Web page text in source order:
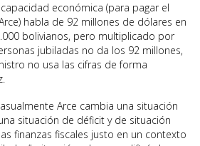
económica (para pagar el
habla de 92 millones de dólares en
bolivianos, pero multiplicado por
jubiladas no da los 92 millones,
no usa las cifras de forma
Arce cambia una situación
situación de déficit y de situación
finanzas fiscales justo en un contexto